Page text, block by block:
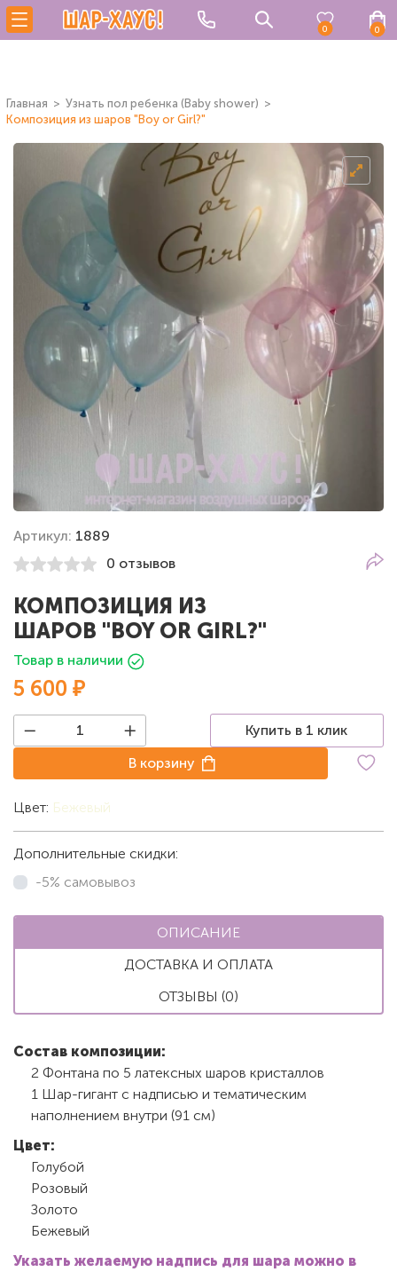
0 0
Главная
Узнать пол ребенка (Baby shower)
Композиция из шаров "Boy or Girl?"
Артикул: 1889
0 отзывов
КОМПОЗИЦИЯ ИЗ
ШАРОВ "BOY OR GIRL?"
Товар в наличии
5 600 ₽
Купить в 1 клик
В корзину
Цвет: Бежевый
Дополнительные скидки:
-5% самовывоз
ОПИСАНИЕ
ДОСТАВКА И ОПЛАТА
ОТЗЫВЫ (0)
Состав композиции:
2 Фонтана по 5 латексных шаров кристаллов
1 Шар-гигант с надписью и тематическим
наполнением внутри (91 см)
Цвет:
Голубой
Розовый
Золото
Бежевый
Указать желаемую надпись для шара можно в